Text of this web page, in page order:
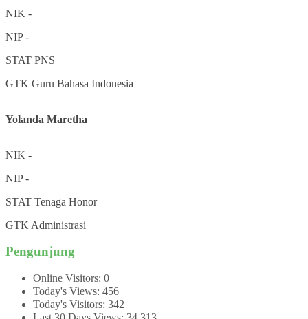
NIK -
NIP-
STAT PNS
GTK Guru Bahasa Indonesia
Yolanda Maretha
NIK -
NIP-
STAT Tenaga Honor
GTK Administrasi
Pengunjung
Online Visitors: 0
Today's Views: 456
Today's Visitors: 342